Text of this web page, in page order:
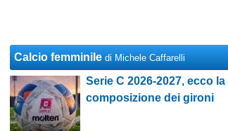
Calcio femminile di Michele Caffarelli
Serie C 2026-2027, ecco la
composizione dei gironi